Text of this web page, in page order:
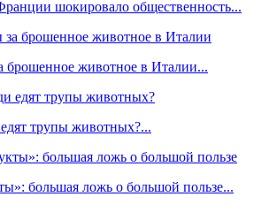
шокировало общественность...
брошенное животное в Италии...
трупы животных?...
большая ложь о большой пользе...